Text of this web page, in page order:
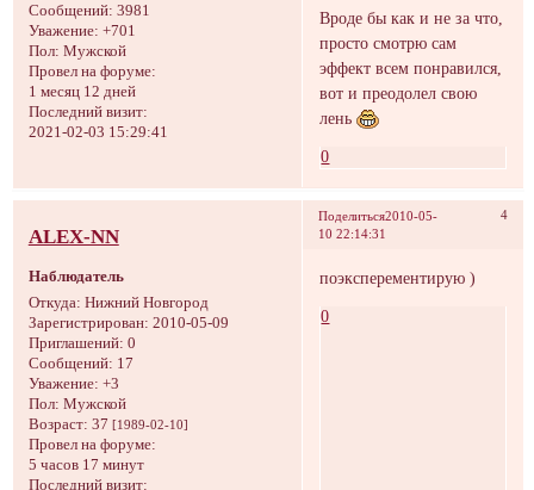
Сообщений: 3981
Уважение: +701
Пол: Мужской
Провел на форуме:
1 месяц 12 дней
Последний визит:
2021-02-03 15:29:41
Вроде бы как и не за что,
просто смотрю сам
эффект всем понравился,
вот и преодолел свою
лень
0
Поделиться 4
2010-05-
10 22:14:31
ALEX-NN
Наблюдатель
Откуда: Hижний Hовгород
Зарегистрирован: 2010-05-09
Приглашений: 0
Сообщений: 17
Уважение: +3
Пол: Мужской
Возраст: 37 [1989-02-10]
Провел на форуме:
5 часов 17 минут
Последний визит:
поэксперементирую )
0